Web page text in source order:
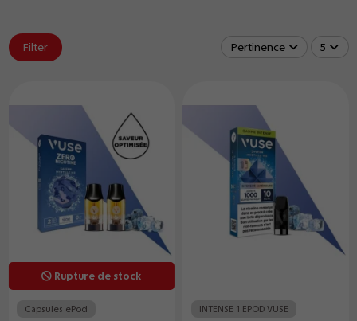
Filter Pertinence 5
Rupture de stock
Capsules ePod INTENSE 1 EPOD VUSE